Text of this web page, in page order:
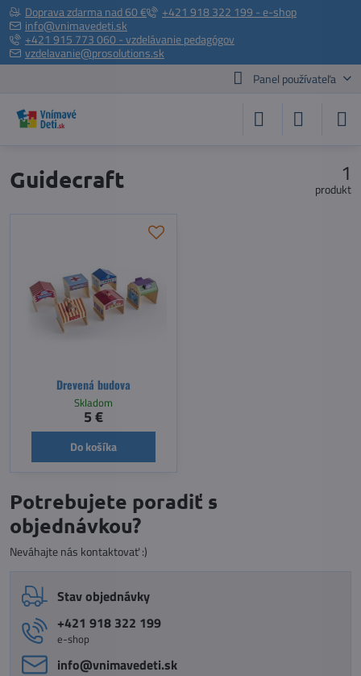
Doprava zdarma nad 60 €
+421 918 322 199 - e-shop
info@vnimavedeti.sk
+421 915 773 060 - vzdelávanie pedagógov
vzdelavanie@prosolutions.sk
Panel používateľa
Guidecraft 1
produkt
Drevená budova
Skladom
5 €
Do košíka
Potrebujete poradiť s
objednávkou?
Neváhajte nás kontaktovať :)
Stav objednávky
+421 918 322 199
e-shop
info​@vnimavedeti​.sk